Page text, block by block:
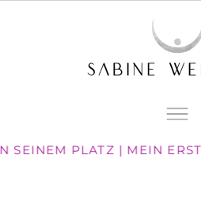
PLATZ | MEIN